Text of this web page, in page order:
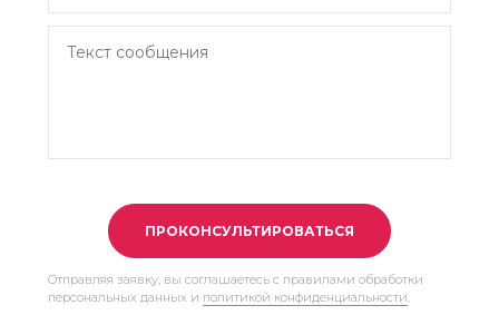
ПРОКОНСУЛЬТИРОВАТЬСЯ
Отправляя заявку, вы соглашаетесь с правилами обработки
персональных данных и политикой конфиденциальности